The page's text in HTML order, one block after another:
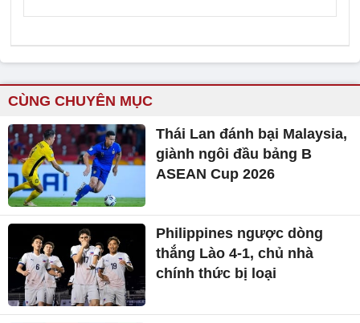
CÙNG CHUYÊN MỤC
Thái Lan đánh bại Malaysia,
giành ngôi đầu bảng B
ASEAN Cup 2026
Philippines ngược dòng
thắng Lào 4-1, chủ nhà
chính thức bị loại